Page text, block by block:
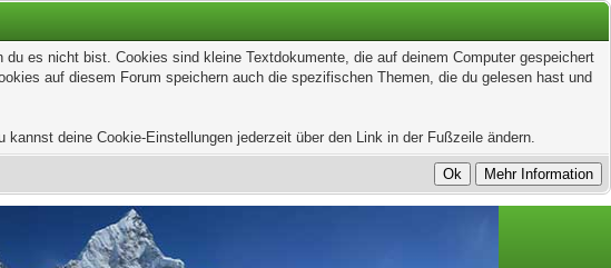
es nicht bist. Cookies sind kleine Textdokumente, die auf deinem Computer gespeichert
auf diesem Forum speichern auch die spezifischen Themen, die du gelesen hast und
deine Cookie-Einstellungen jederzeit über den Link in der Fußzeile ändern.